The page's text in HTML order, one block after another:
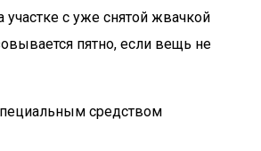
участке с уже снятой жвачкой
пятно, если вещь не
средством